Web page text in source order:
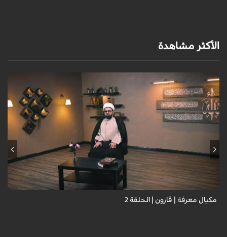
الأكثر مشاهدة
مكيال معرفة | قارون | الحلقة 2